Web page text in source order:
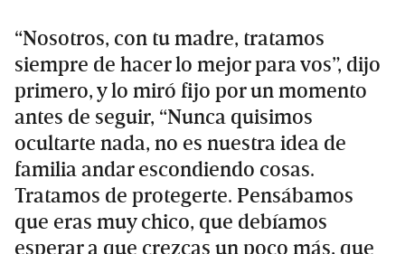
“Nosotros, con tu madre, tratamos
siempre de hacer lo mejor para vos”, dijo
primero, y lo miró fijo por un momento
antes de seguir, “Nunca quisimos
ocultarte nada, no es nuestra idea de
familia andar escondiendo cosas.
Tratamos de protegerte. Pensábamos
que eras muy chico, que debíamos
esperar a que crezcas un poco más, que